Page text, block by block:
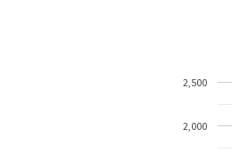
2,000
2,500